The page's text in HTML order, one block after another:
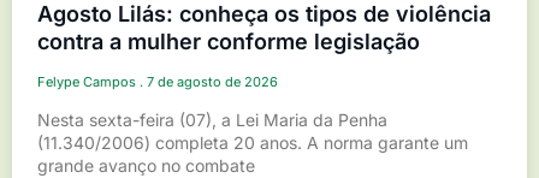
Agosto Lilás: conheça os tipos de violência
contra a mulher conforme legislação
Felype Campos 7 de agosto de 2026
Nesta sexta-feira (07), a Lei Maria da Penha
(11.340/2006) completa 20 anos. A norma garante um
grande avanço no combate